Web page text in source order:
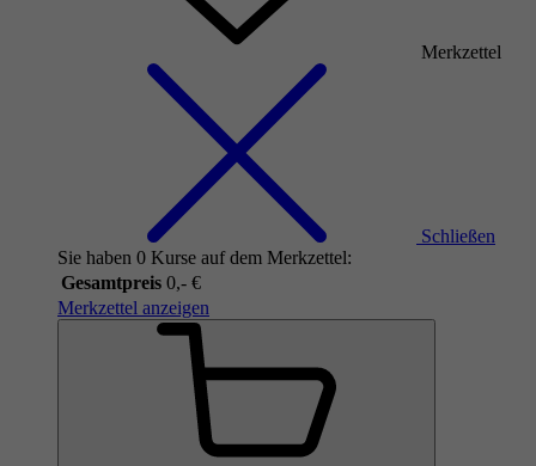
Merkzettel
Schließen
Sie haben 0 Kurse auf dem Merkzettel:
Gesamtpreis 0,- €
Merkzettel anzeigen